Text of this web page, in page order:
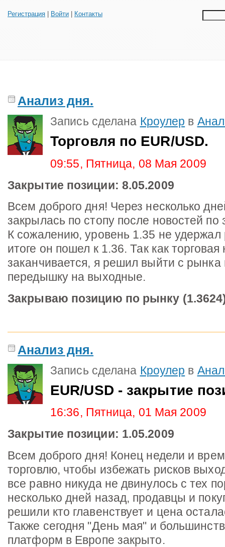
Регистрация Войти Контакты
Анализ дня.
Запись сделана Кроулер в
Торговля по EUR/USD.
09:55, Пятница, 08 Мая 2009
Закрытие позиции: 8.05.2009
Всем доброго дня! Через несколько
закрылась по стопу после новостей
К сожалению, уровень 1.35 не удержал
итоге он пошел к 1.36. Так как торговая
заканчивается, я решил выйти с рынка
передышку на выходные.
Закрываю позицию по рынку
Анализ дня.
Запись сделана Кроулер в
EUR/USD - закрытие
16:36, Пятница, 01 Мая 2009
Закрытие позиции: 1.05.2009
Всем доброго дня! Конец недели и
торговлю, чтобы избежать рисков
все равно никуда не двинулось с тех
несколько дней назад, продавцы и
решили кто главенствует и цена
Также сегодня "День мая" и
платформ в Европе закрыто.